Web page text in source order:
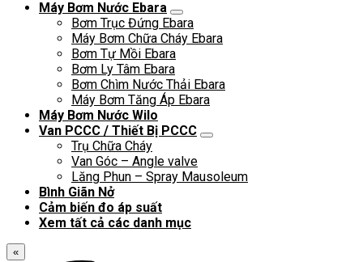
Máy Bơm Nước Ebara
Bơm Trục Đứng Ebara
Máy Bơm Chữa Cháy Ebara
Bơm Tự Mồi Ebara
Bơm Ly Tâm Ebara
Bơm Chìm Nước Thải Ebara
Máy Bơm Tăng Áp Ebara
Máy Bơm Nước Wilo
Van PCCC / Thiết Bị PCCC
Trụ Chữa Cháy
Van Góc – Angle valve
Lăng Phun – Spray Mausoleum
Bình Giãn Nở
Cảm biến đo áp suất
Xem tất cả các danh mục
«